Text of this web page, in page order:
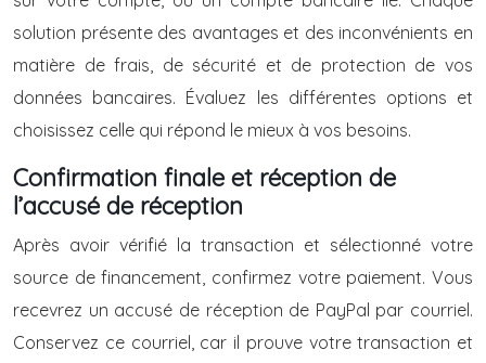
solution présente des avantages et des inconvénients en
matière de frais, de sécurité et de protection de vos
données bancaires. Évaluez les différentes options et
choisissez celle qui répond le mieux à vos besoins.
Confirmation finale et réception de
l’accusé de réception
Après avoir vérifié la transaction et sélectionné votre
source de financement, confirmez votre paiement. Vous
recevrez un accusé de réception de PayPal par courriel.
Conservez ce courriel, car il prouve votre transaction et